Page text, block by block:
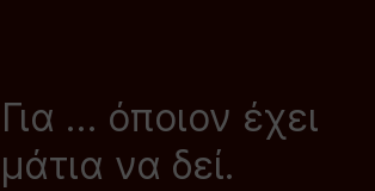
Για … όποιον έχει
μάτια να δεί.